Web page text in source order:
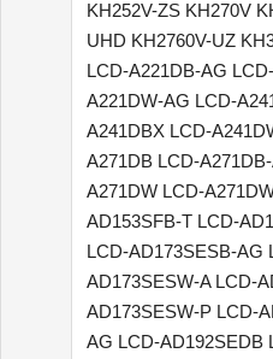
KH252V-ZS KH270V
UHD KH2760V-UZ
LCD-A221DB-AG
A221DW-AG LCD-
A241DBX LCD-
A271DB LCD-
A271DW LCD-
AD153SFB-T LCD-
LCD-AD173SESB-AG
AD173SESW-A LCD-
AD173SESW-P LCD-
AG LCD-AD192SEDB